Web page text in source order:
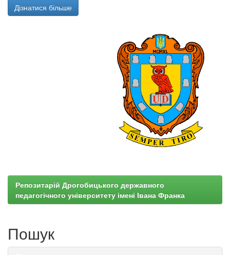
Дізнатися більше
Репозитарій Дрогобицького державного
педагогічного університету імені Івана Франка
Пошук